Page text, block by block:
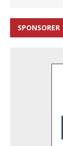
SPONSORER